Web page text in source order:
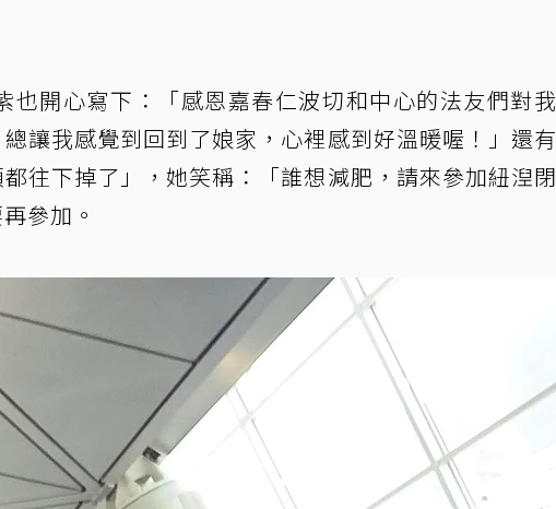
也開心寫下：「感恩嘉春仁波切和中心的法友們對我
讓我感覺到回到了娘家，心裡感到好溫暖喔！」還有
往下掉了」，她笑稱：「誰想減肥，請來參加紐湼閉
參加。